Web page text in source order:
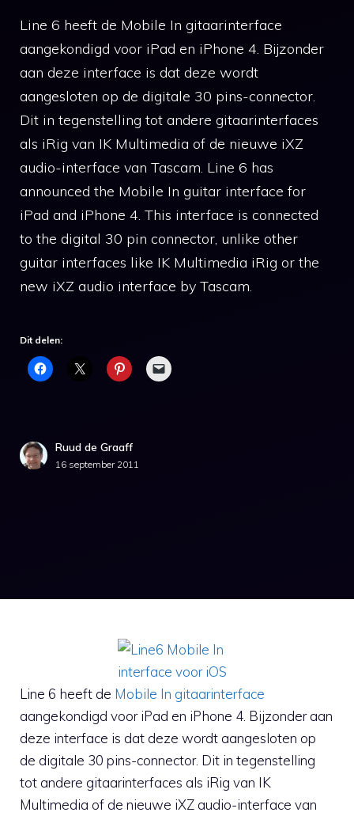
Line 6 heeft de Mobile In gitaarinterface
aangekondigd voor iPad en iPhone 4. Bijzonder
aan deze interface is dat deze wordt
aangesloten op de digitale 30 pins-connector.
Dit in tegenstelling tot andere gitaarinterfaces
als iRig van IK Multimedia of de nieuwe iXZ
audio-interface van Tascam. Line 6 has
announced the Mobile In guitar interface for
iPad and iPhone 4. This interface is connected
to the digital 30 pin connector, unlike other
guitar interfaces like IK Multimedia iRig or the
new iXZ audio interface by Tascam.
Dit delen:
Ruud de Graaff
16 september 2011
Line 6 heeft de Mobile In gitaarinterface
aangekondigd voor iPad en iPhone 4. Bijzonder aan
deze interface is dat deze wordt aangesloten op
de digitale 30 pins-connector. Dit in tegenstelling
tot andere gitaarinterfaces als iRig van IK
Multimedia of de nieuwe iXZ audio-interface van